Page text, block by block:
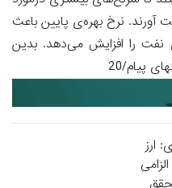
آورند. نرخ بهره‌ی پایین باعث
نفت را افزایش می‌دهد. بدین
پیام/20